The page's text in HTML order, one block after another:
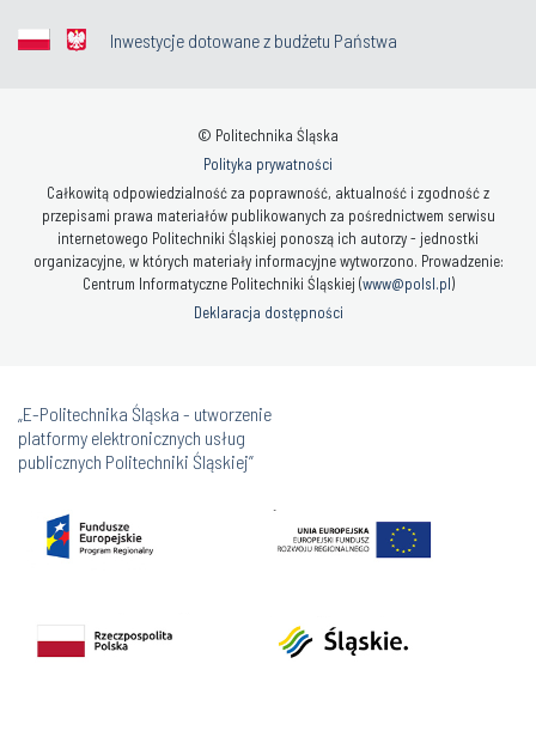
Inwestycje dotowane z budżetu Państwa
© Politechnika Śląska
Polityka prywatności
Całkowitą odpowiedzialność za poprawność, aktualność i zgodność z
przepisami prawa materiałów publikowanych za pośrednictwem serwisu
internetowego Politechniki Śląskiej ponoszą ich autorzy - jednostki
organizacyjne, w których materiały informacyjne wytworzono. Prowadzenie:
Centrum Informatyczne Politechniki Śląskiej (www@polsl.pl)
Deklaracja dostępności
„E-Politechnika Śląska - utworzenie
platformy elektronicznych usług
publicznych Politechniki Śląskiej”